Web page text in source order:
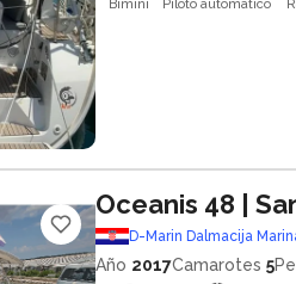
Bimini Piloto automatico
Oceanis 48 |
D-Marin Dalmacija
Año 2017Camarotes 5